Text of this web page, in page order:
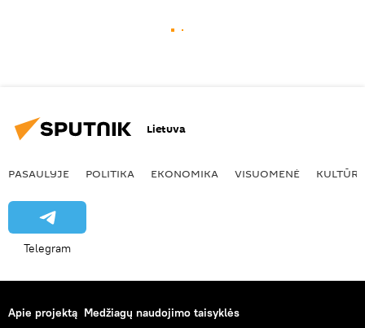
Lietuva
PASAULYJE POLITIKA EKONOMIKA VISUOMENĖ KULTŪRA
Telegram
Apie projektą Medžiagų naudojimo taisyklės